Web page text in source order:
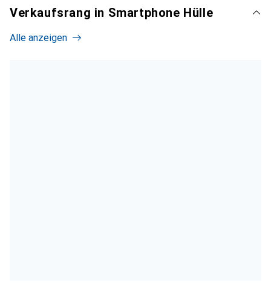
Verkaufsrang in Smartphone Hülle
Alle anzeigen